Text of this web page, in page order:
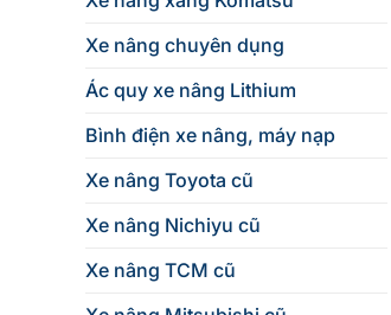
Xe nâng chuyên dụng
Ác quy xe nâng Lithium
Bình điện xe nâng, máy nạp
Xe nâng Toyota cũ
Xe nâng Nichiyu cũ
Xe nâng TCM cũ